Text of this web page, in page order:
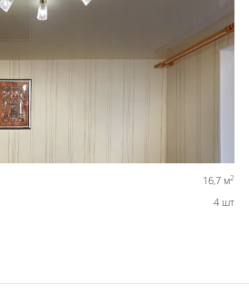
16,7 м2
4 шт